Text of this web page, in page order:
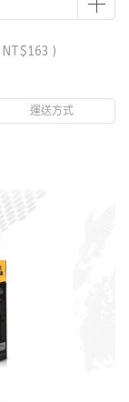
NT$163 )
運送方式